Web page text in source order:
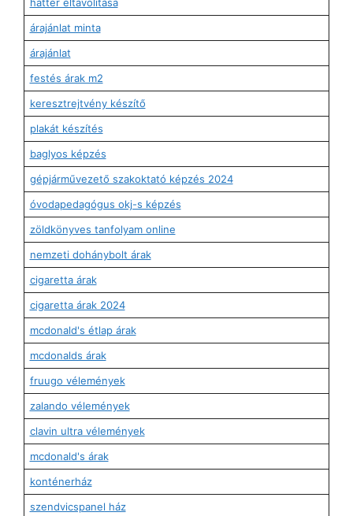
árajánlat minta
árajánlat
festés árak m2
keresztrejtvény készítő
plakát készítés
baglyos képzés
gépjárművezető szakoktató képzés 2024
óvodapedagógus okj-s képzés
zöldkönyves tanfolyam online
nemzeti dohánybolt árak
cigaretta árak
cigaretta árak 2024
mcdonald's étlap árak
mcdonalds árak
fruugo vélemények
zalando vélemények
clavin ultra vélemények
mcdonald's árak
konténerház
szendvicspanel ház